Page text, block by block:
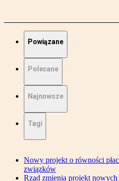
Powiązane
Polecane
Najnowsze
Tagi
Nowy projekt o równości
związków
Rząd zmienia projekt